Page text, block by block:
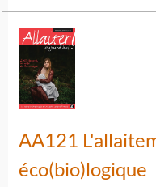
AA121
éco(bio)logique